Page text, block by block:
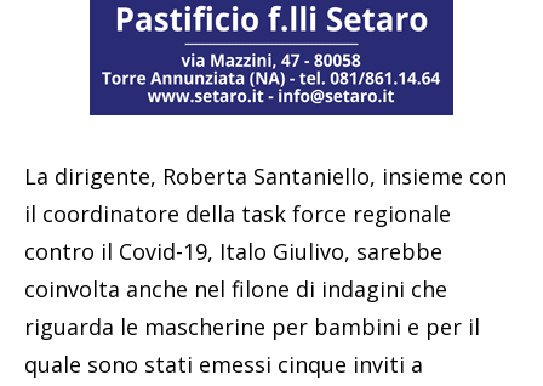
La dirigente, Roberta Santaniello, insieme con
il coordinatore della task force regionale
contro il Covid-19, Italo Giulivo, sarebbe
coinvolta anche nel filone di indagini che
riguarda le mascherine per bambini e per il
quale sono stati emessi cinque inviti a